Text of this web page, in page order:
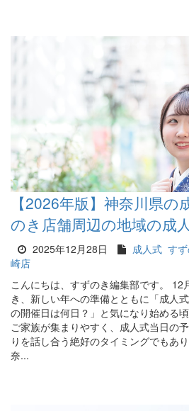
【2026年版】神奈川県
のき店舗周辺の地域の成
2025年12月28日 成人式 す
崎店
こんにちは、すずのき編集部です。 12
き、新しい年への準備とともに「成人
の開催日は何日？」と気になり始める
ご家族が集まりやすく、成人式当日の
りを話し合う絶好のタイミングでもあ
奈...